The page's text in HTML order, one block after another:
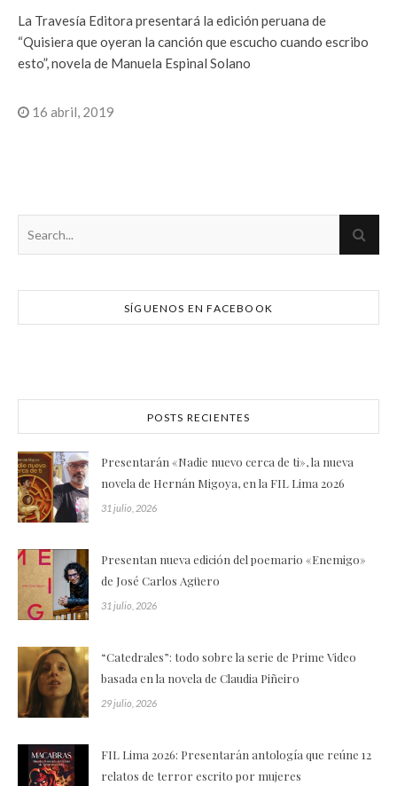
La Travesía Editora presentará la edición peruana de
“Quisiera que oyeran la canción que escucho cuando escribo
esto”, novela de Manuela Espinal Solano
16 abril, 2019
SÍGUENOS EN FACEBOOK
POSTS RECIENTES
Presentarán «Nadie nuevo cerca de ti», la nueva
novela de Hernán Migoya, en la FIL Lima 2026
31 julio, 2026
Presentan nueva edición del poemario «Enemigo»
de José Carlos Agüero
31 julio, 2026
“Catedrales”: todo sobre la serie de Prime Video
basada en la novela de Claudia Piñeiro
29 julio, 2026
FIL Lima 2026: Presentarán antología que reúne 12
relatos de terror escrito por mujeres